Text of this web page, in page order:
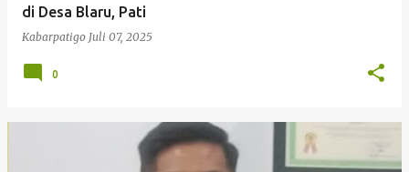
di Desa Blaru, Pati
Kabarpatigo Juli 07, 2025
0